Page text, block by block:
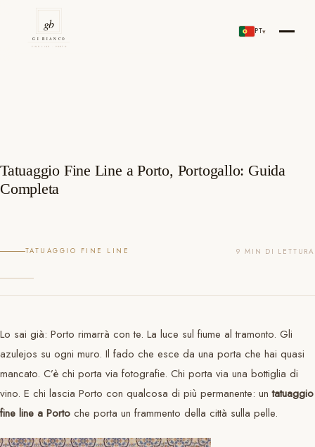
contenuto
Gi Bianco Tattoo Porto
PT▾
Tatuaggio Fine Line a Porto, Portogallo: Guida
Completa
TATUAGGIO FINE LINE 9 MIN DI LETTURA
Lo sai già: Porto rimarrà con te. La luce sul fiume al tramonto. Gli
azulejos su ogni muro. Il fado che esce da una porta che hai quasi
mancato. C’è chi porta via fotografie. Chi porta via una bottiglia di
vino. E chi lascia Porto con qualcosa di più permanente: untatuaggio
fine line a Porto che porta un frammento della città sulla pelle.